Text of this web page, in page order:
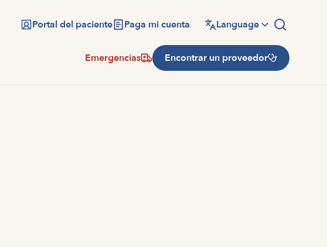
Portal del paciente Paga mi cuenta Language
Emergencias Encontrar un proveedor